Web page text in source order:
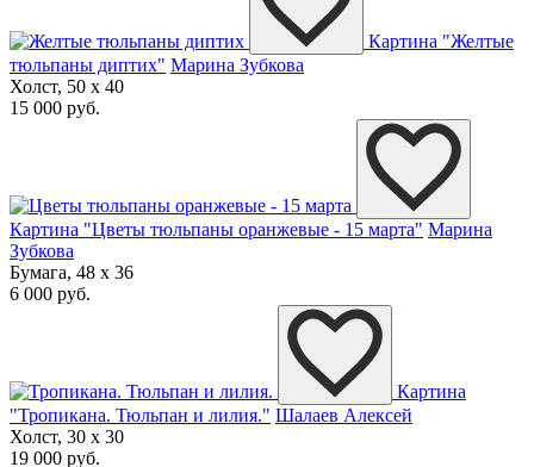
Картина "Желтые
тюльпаны диптих" Марина Зубкова
Холст, 50 x 40
15 000 руб.
Картина "Цветы тюльпаны оранжевые - 15 марта" Марина
Зубкова
Бумага, 48 x 36
6 000 руб.
Картина
"Тропикана. Тюльпан и лилия." Шалаев Алексей
Холст, 30 x 30
19 000 руб.